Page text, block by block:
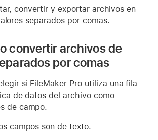
convertir y exportar archivos en
separados por comas.
convertir archivos de
por comas
si FileMaker Pro utiliza una fila
de datos del archivo como
de campo.
campos son de texto.